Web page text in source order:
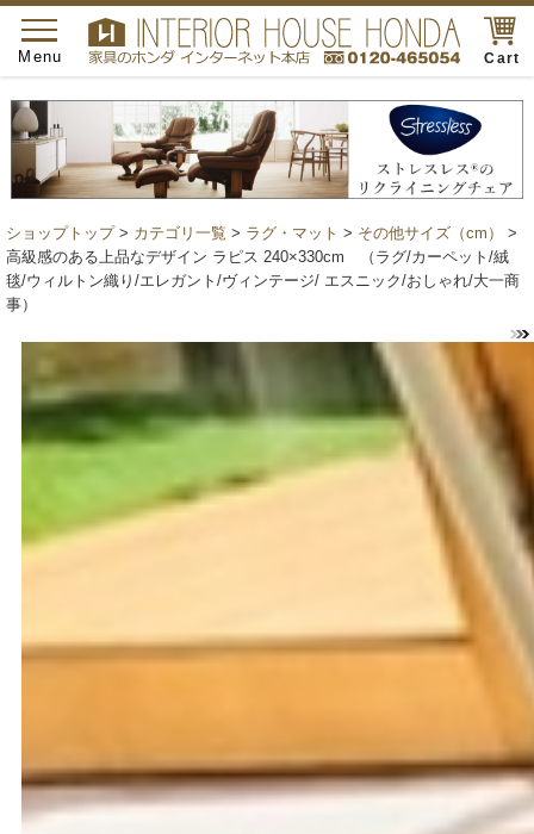
Cart
toggle
navigation
Menu
ショップトップ> カテゴリ一覧 > ラグ・マット > その他サイズ（cm）
>
高級感のある上品なデザイン ラピス 240×330cm （ラグ/カーペット/絨
毯/ウィルトン織り/エレガント/ヴィンテージ/ エスニック/おしゃれ/大一商
事）